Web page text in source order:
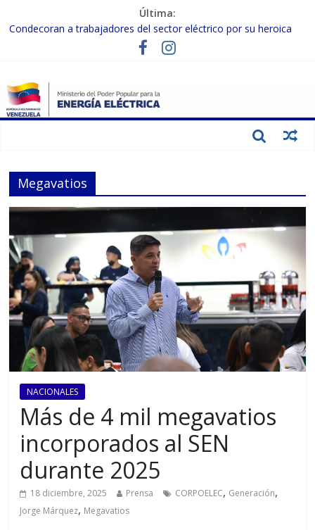
Última:
Condecoran a trabajadores del sector eléctrico por su heroica
labor tras el doble sismo del 24-J
Gobierno Nacional coordina acciones con el sector privado para
Inspeccionan trabajos de rehabilitación en instalaciones del SEN
en Carabobo
Gobierno Nacional activa plan preventivo para fortalecer el SEN
Megavatios
NACIONALES
Más de 4 mil megavatios
incorporados al SEN
durante 2025
18 diciembre, 2025 Prensa CORPOELEC, Generación,
Jorge Márquez, Megavatios